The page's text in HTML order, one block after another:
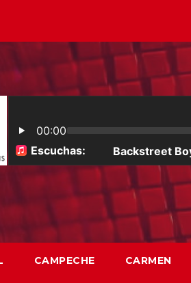
CAMPECHE CARMEN